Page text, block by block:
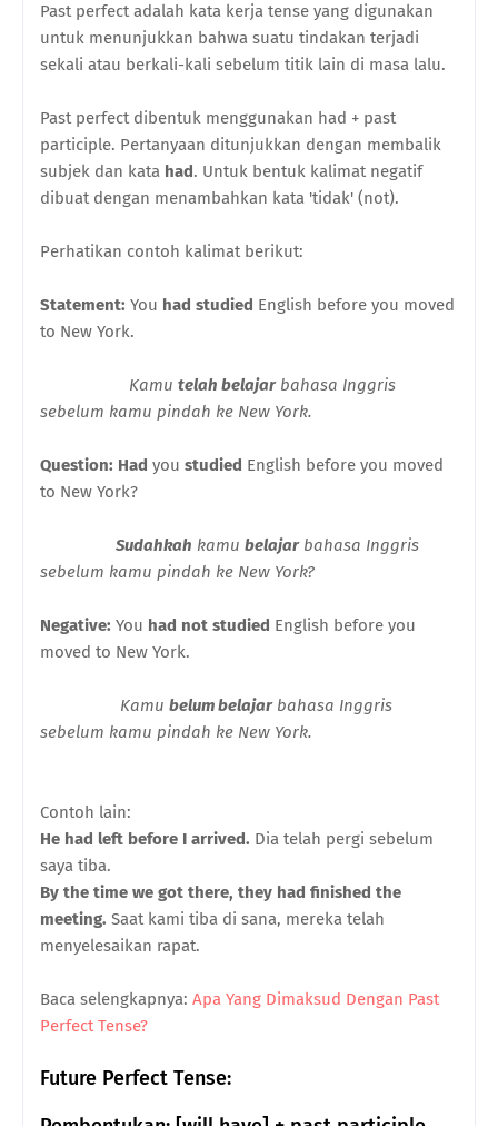
Past perfect adalah kata kerja tense yang digunakan
untuk menunjukkan bahwa suatu tindakan terjadi
sekali atau berkali-kali sebelum titik lain di masa lalu.
Past perfect dibentuk menggunakan had + past
participle. Pertanyaan ditunjukkan dengan membalik
subjek dan kata had . Untuk bentuk kalimat negatif
dibuat dengan menambahkan kata 'tidak' (not).
Perhatikan contoh kalimat berikut:
Statement: You had studied English before you moved
to New York.
Kamu telah belajarbahasa Inggris
sebelum kamu pindah ke New York.
Question: Had you studied English before you moved
to New York?
Sudahkah kamu belajarbahasa Inggris
sebelum kamu pindah ke New York?
Negative: You had not studied English before you
moved to New York.
Kamu belum belajarbahasa Inggris
sebelum kamu pindah ke New York.
Contoh lain:
He had left before I arrived. Dia telah pergi sebelum
saya tiba.
By the time we got there, they had finished the
meeting. Saat kami tiba di sana, mereka telah
menyelesaikan rapat.
Baca selengkapnya: Apa Yang Dimaksud Dengan Past
Perfect Tense?
Future Perfect Tense: